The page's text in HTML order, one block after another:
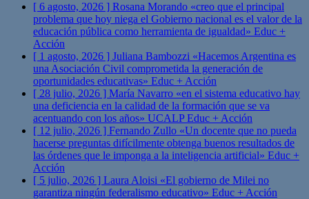
[ 6 agosto, 2026 ] Rosana Morando «creo que el principal
problema que hoy niega el Gobierno nacional es el valor de la
educación pública como herramienta de igualdad» Educ +
Acción
[ 1 agosto, 2026 ] Juliana Bambozzi «Hacemos Argentina es
una Asociación Civil comprometida la generación de
oportunidades educativas» Educ + Acción
[ 28 julio, 2026 ] María Navarro «en el sistema educativo hay
una deficiencia en la calidad de la formación que se va
acentuando con los años» UCALPEduc + Acción
[ 12 julio, 2026 ] Fernando Zullo «Un docente que no pueda
hacerse preguntas difícilmente obtenga buenos resultados de
las órdenes que le imponga a la inteligencia artificial» Educ +
Acción
[ 5 julio, 2026 ] Laura Aloisi «El gobierno de Milei no
garantiza ningún federalismo educativo» Educ + Acción